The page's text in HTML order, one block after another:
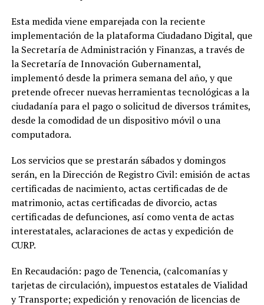
Esta medida viene emparejada con la reciente
implementación de la plataforma Ciudadano Digital, que
la Secretaría de Administración y Finanzas, a través de
la Secretaría de Innovación Gubernamental,
implementó desde la primera semana del año, y que
pretende ofrecer nuevas herramientas tecnológicas a la
ciudadanía para el pago o solicitud de diversos trámites,
desde la comodidad de un dispositivo móvil o una
computadora.
Los servicios que se prestarán sábados y domingos
serán, en la Dirección de Registro Civil: emisión de actas
certificadas de nacimiento, actas certificadas de de
matrimonio, actas certificadas de divorcio, actas
certificadas de defunciones, así como venta de actas
interestatales, aclaraciones de actas y expedición de
CURP.
En Recaudación: pago de Tenencia, (calcomanías y
tarjetas de circulación), impuestos estatales de Vialidad
y Transporte; expedición y renovación de licencias de